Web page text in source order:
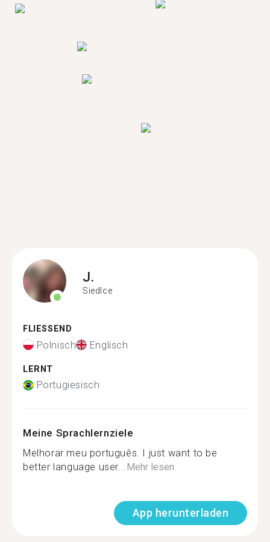
J.
Siedlce
FLIESSEND
Polnisch Englisch
LERNT
Portugiesisch
Meine Sprachlernziele
Melhorar meu português. I just want to be
better language user...Mehr lesen
App herunterladen